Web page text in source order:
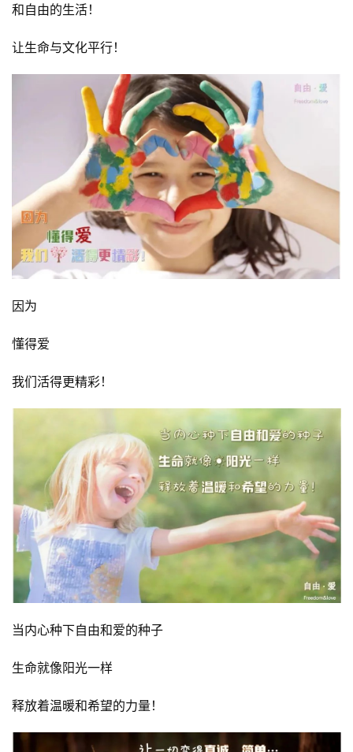
和自由的生活！
让生命与文化平行！
因为
懂得爱
我们活得更精彩！
当内心种下自由和爱的种子
生命就像阳光一样
释放着温暖和希望的力量！